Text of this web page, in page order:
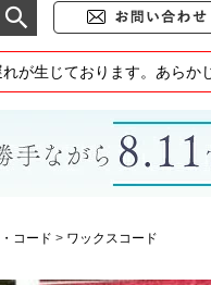
が生じております。あら
コード ワックスコード